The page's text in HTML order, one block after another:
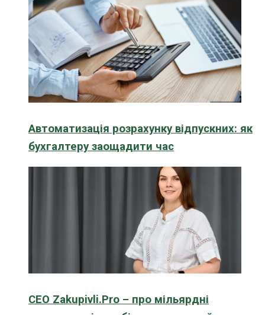
Автоматизація розрахунку відпускних: як
бухгалтеру заощадити час
CEO Zakupivli.Pro – про мільярдні